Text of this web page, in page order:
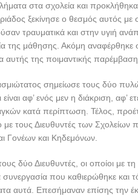
στα σχολεία και
ξεκίνησε ο θεσμός αυτός
τραυματικά και στην υγιή
της μάθησης. Ακόμη
αυτής της ποιμαντικής
σημείωσε τους δύο
αφ’ ενός μεν η διάκριση, αφ’
κατά περίπτωση. Τέλος,
με τους Διευθυντές των
Γονέων και Κηδεμόνων.
δύο Διευθυντές, οι οποίοι με
που καθιερώθηκε και
αυτά. Επεσήμαναν επίσης την